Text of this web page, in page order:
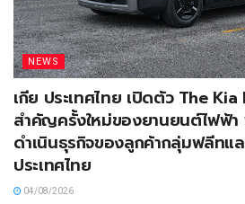
NEWS
เกีย ประเทศไทย เปิดตัว The
สำคัญครั้งใหม่ของยานยนต์ไฟฟ้า
ดำเนินธุรกิจของลูกค้ากลุ่มฟลีทแ
ประเทศไทย
04/08/2026